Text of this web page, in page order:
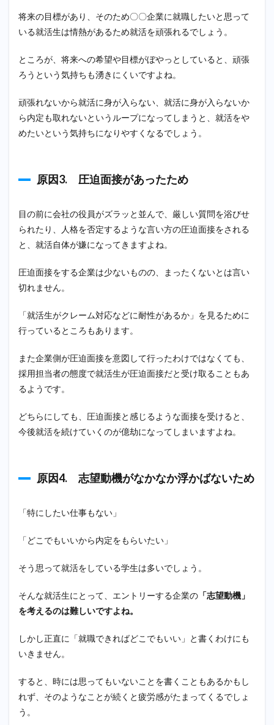
就活
の不
解消
する
ため
処法
2.1
紙に
書き
出す
一旦
就活
をや
めて
キャ
セン
ター
ージ
ェン
相談
みる
2.4
ない
る
面接
ちた
分を
否定
され
考え
ない
就活
のこ
とで
将来の目標があり、そのため〇〇企業に就職したいと思って
いる就活生は情熱があるため就活を頑張れるでしょう。
ところが、将来への希望や目標がぼやっとしていると、頑張
ろうという気持ちも湧きにくいですよね。
頑張れないから就活に身が入らない、就活に身が入らないか
ら内定も取れないというループになってしまうと、就活をや
めたいという気持ちになりやすくなるでしょう。
原因3. 圧迫面接があったため
目の前に会社の役員がズラッと並んで、厳しい質問を浴びせ
られたり、人格を否定するような言い方の圧迫面接をされる
と、就活自体が嫌になってきますよね。
圧迫面接をする企業は少ないものの、まったくないとは言い
切れません。
「就活生がクレーム対応などに耐性があるか」を見るために
行っているところもあります。
また企業側が圧迫面接を意図して行ったわけではなくても、
採用担当者の態度で就活生が圧迫面接だと受け取ることもあ
るようです。
どちらにしても、圧迫面接と感じるような面接を受けると、
今後就活を続けていくのが億劫になってしまいますよね。
原因4. 志望動機がなかなか浮かばないため
「特にしたい仕事もない」
「どこでもいいから内定をもらいたい」
そう思って就活をしている学生は多いでしょう。
そんな就活生にとって、エントリーする企業の 「志望動機」
を考えるのは難しいですよね。
しかし正直に「就職できればどこでもいい」と書くわけにも
いきません。
すると、時には思ってもいないことを書くこともあるかもし
れず、そのようなことが続くと疲労感がたまってくるでしょ
う。